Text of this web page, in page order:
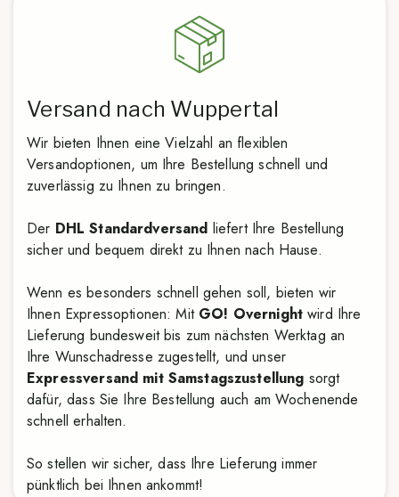
Versand nach Wuppertal
Wir bieten Ihnen eine Vielzahl an flexiblen
Versandoptionen, um Ihre Bestellung schnell und
zuverlässig zu Ihnen zu bringen.
Der DHL Standardversand liefert Ihre Bestellung
sicher und bequem direkt zu Ihnen nach Hause.
Wenn es besonders schnell gehen soll, bieten wir
Ihnen Expressoptionen: Mit GO! Overnight wird Ihre
Lieferung bundesweit bis zum nächsten Werktag an
Ihre Wunschadresse zugestellt, und unser
Expressversand mit Samstagszustellung sorgt
dafür, dass Sie Ihre Bestellung auch am Wochenende
schnell erhalten.
So stellen wir sicher, dass Ihre Lieferung immer
pünktlich bei Ihnen ankommt!